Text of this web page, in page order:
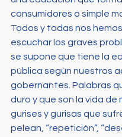
consumidores o simple
Todos y todas nos
escuchar los graves
se supone que tiene la
pública según nuestros
gobernantes. Palabras
duro y que son la vida de
gurises y gurisas que
pelean, “repetición”,